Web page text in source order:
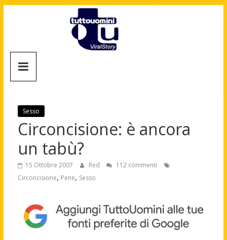
Tuttouomini
Cinema,
Motori,
gay
news
moda
Sesso
Circoncisione: è ancora
un tabù?
15 Ottobre 2007 Red
112 commenti
Circoncisione, Pene, Sesso